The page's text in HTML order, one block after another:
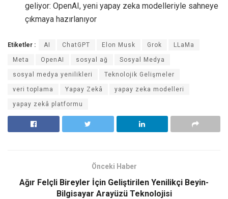
geliyor: OpenAI, yeni yapay zeka modelleriyle sahneye
çıkmaya hazırlanıyor
Etiketler : AI ChatGPT Elon Musk Grok LLaMa
Meta OpenAI sosyal ağ Sosyal Medya
sosyal medya yenilikleri Teknolojik Gelişmeler
veri toplama Yapay Zekâ yapay zeka modelleri
yapay zekâ platformu
Önceki Haber
Ağır Felçli Bireyler İçin Geliştirilen Yenilikçi Beyin-
Bilgisayar Arayüzü Teknolojisi